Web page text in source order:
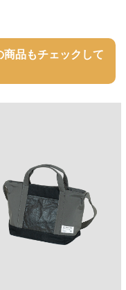
商品もチェックして